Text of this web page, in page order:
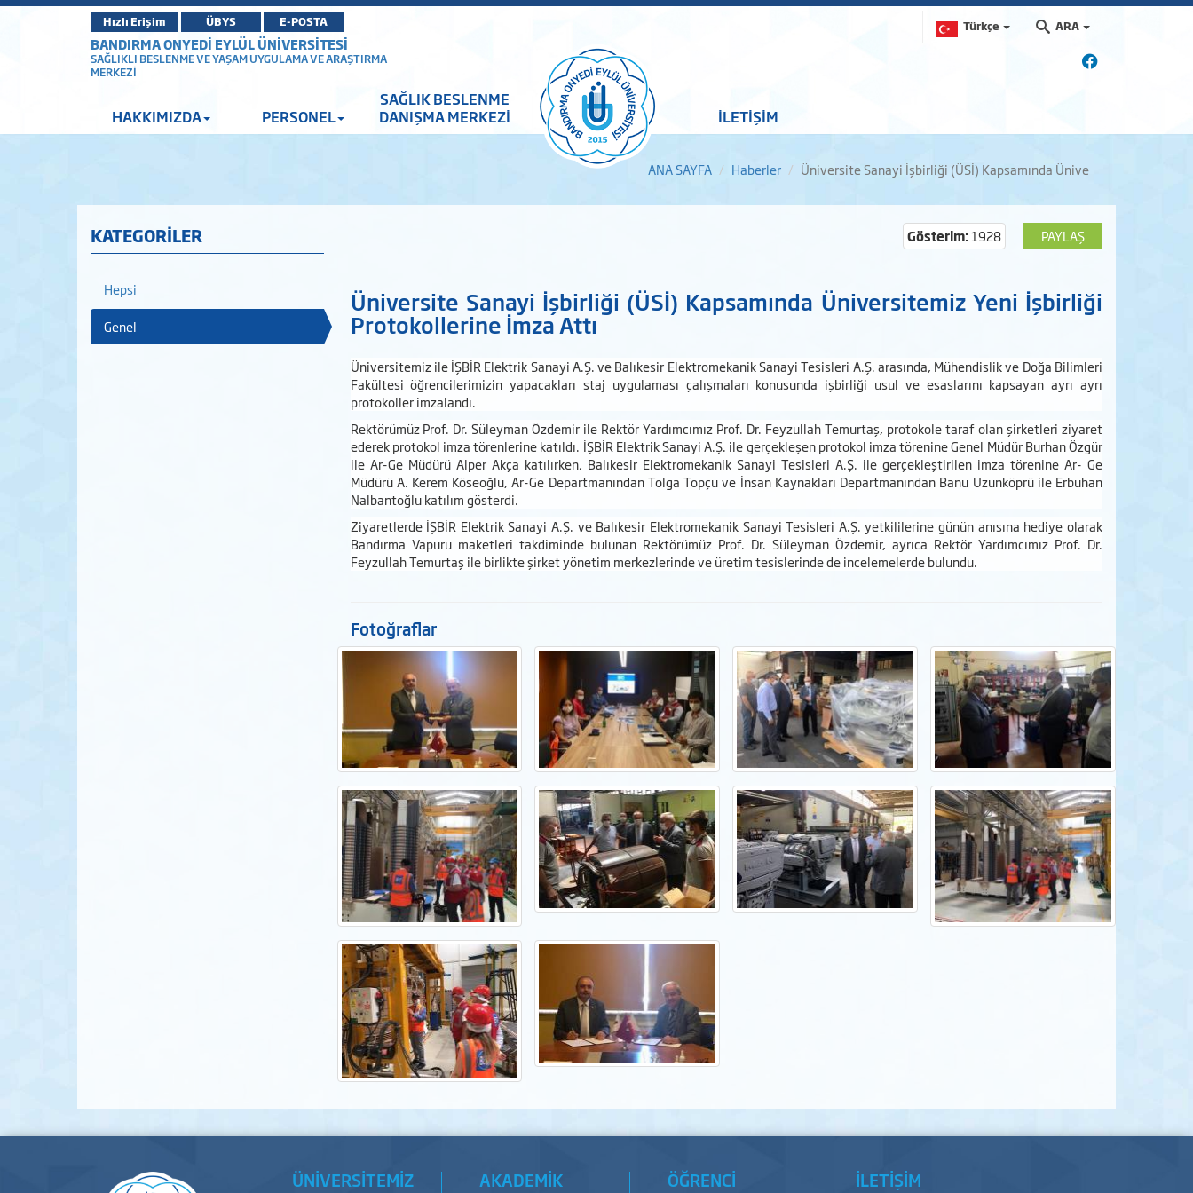
Hızlı Erişim ÜBYS E-POSTA Türkçe ARA
BANDIRMA ONYEDİ EYLÜL ÜNİVERSİTESİ
SAĞLIKLI BESLENME VE YAŞAM UYGULAMA VE ARAŞTIRMA
MERKEZİ
HAKKIMIZDA PERSONEL
SAĞLIK BESLENME
DANIŞMA MERKEZİ
İLETİŞİM
ANA SAYFA Haberler Üniversite Sanayi İşbirliği (ÜSİ) Kapsamında Ünive
KATEGORİLER
Hepsi
Genel
PAYLAŞ
Gösterim:1928
Üniversite Sanayi İşbirliği (ÜSİ) Kapsamında Üniversitemiz Yeni İşbirliği
Protokollerine İmza Attı
Üniversitemiz ile İŞBİR Elektrik Sanayi A.Ş. ve Balıkesir Elektromekanik Sanayi Tesisleri A.Ş. arasında, Mühendislik ve Doğa Bilimleri
Fakültesi öğrencilerimizin yapacakları staj uygulaması çalışmaları konusunda işbirliği usul ve esaslarını kapsayan ayrı ayrı
protokoller imzalandı.
Rektörümüz Prof. Dr. Süleyman Özdemir ile Rektör Yardımcımız Prof. Dr. Feyzullah Temurtaş, protokole taraf olan şirketleri ziyaret
ederek protokol imza törenlerine katıldı. İŞBİR Elektrik Sanayi A.Ş. ile gerçekleşen protokol imza törenine Genel Müdür Burhan Özgür
ile Ar-Ge Müdürü Alper Akça katılırken, Balıkesir Elektromekanik Sanayi Tesisleri A.Ş. ile gerçekleştirilen imza törenine Ar- Ge
Müdürü A. Kerem Köseoğlu, Ar-Ge Departmanından Tolga Topçu ve İnsan Kaynakları Departmanından Banu Uzunköprü ile Erbuhan
Nalbantoğlu katılım gösterdi.
Ziyaretlerde İŞBİR Elektrik Sanayi A.Ş. ve Balıkesir Elektromekanik Sanayi Tesisleri A.Ş. yetkililerine günün anısına hediye olarak
Bandırma Vapuru maketleri takdiminde bulunan Rektörümüz Prof. Dr. Süleyman Özdemir, ayrıca Rektör Yardımcımız Prof. Dr.
Feyzullah Temurtaş ile birlikte şirket yönetim merkezlerinde ve üretim tesislerinde de incelemelerde bulundu.
Fotoğraflar
ÜNİVERSİTEMİZ AKADEMİK ÖĞRENCİ İLETİŞİM